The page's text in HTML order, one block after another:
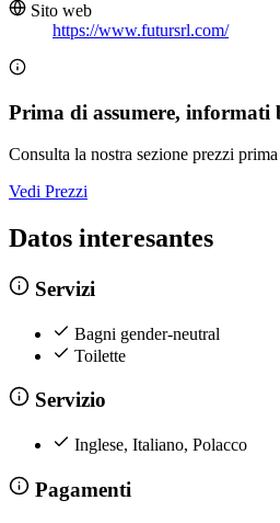
Sito web
https://www.futursrl.com/
Prima di assumere, informati
Consulta la nostra sezione prezzi
Vedi Prezzi
Datos interesantes
Servizi
Bagni gender-neutral
Toilette
Servizio
Inglese, Italiano, Polacco
Pagamenti